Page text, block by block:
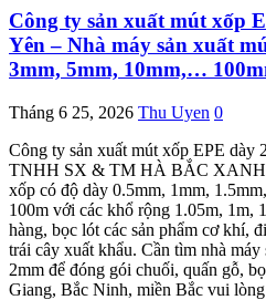
Công ty sản xuất mút xốp
Yên – Nhà máy sản xuất
3mm, 5mm, 10mm,…
Tháng 6 25, 2026 Thu Uyen 0
Công ty sản xuất mút xốp EPE dày
TNHH SX & TM HÀ BẮC XANH
xốp có độ dày 0.5mm, 1mm,
100m với các khổ rộng 1.05m, 1m,
hàng, bọc lót các sản phẩm cơ khí,
trái cây xuất khẩu. Cần tìm nhà
2mm để đóng gói chuối, quấn gỗ,
Giang, Bắc Ninh, miền Bắc vui lòng